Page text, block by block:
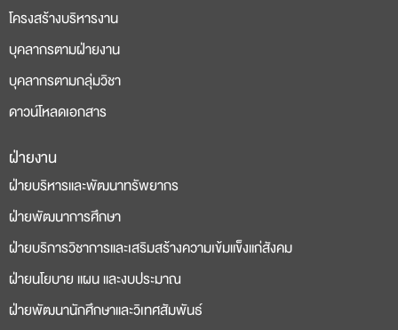
โครงสร้างบริหารงาน
บุคลากรตามฝ่ายงาน
บุคลากรตามกลุ่มวิชา
ดาวน์โหลดเอกสาร
deneme
bonusu
casino
siteleri
ฝ่ายงาน
ฝ่ายบริหารและพัฒนาทรัพยากร
ฝ่ายพัฒนาการศึกษา
ฝ่ายบริการวิชาการและเสริมสร้างความเข้มแข็งแก่สังคม
ฝ่ายนโยบาย แผน และงบประมาณ
ฝ่ายพัฒนานักศึกษาและวิเทศสัมพันธ์